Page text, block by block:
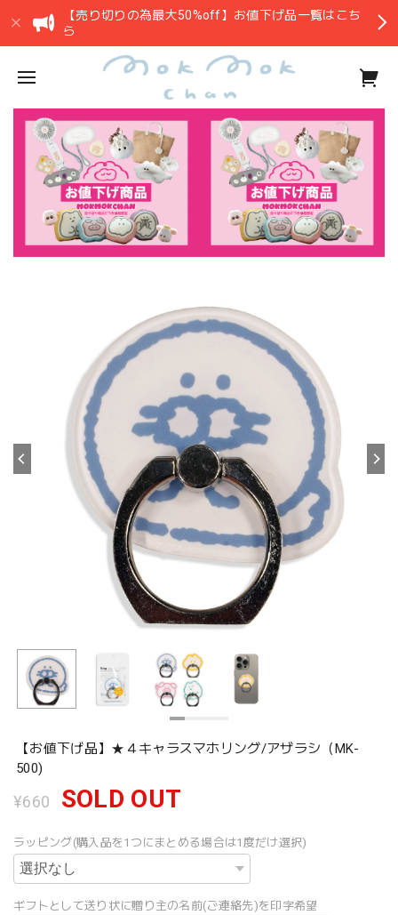
【売り切りの為最大50%off】お値下げ品一覧はこち
ら
【お値下げ品】★４キャラスマホリング/アザラシ（MK-
500)
¥660 SOLD OUT
ラッピング(購入品を1つにまとめる場合は1度だけ選択)
ギフトとして送り状に贈り主の名前(ご連絡先)を印字希望